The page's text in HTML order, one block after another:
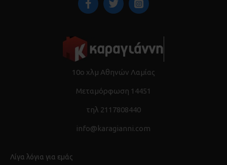
10ο χλμ Αθηνών Λαμίας
Μεταμόρφωση 14451
τηλ 2117808440
info@karagianni.com
Λίγα λόγια για εμάς